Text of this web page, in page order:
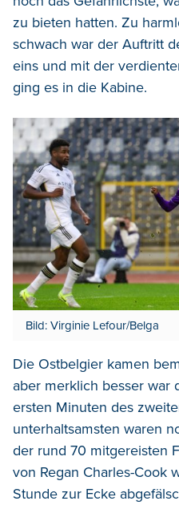
zu bieten hatten. Zu
schwach war der Auftritt
eins und mit der
ging es in die Kabine.
Bild: Virginie Lefour/Belga
Die Ostbelgier kamen
aber merklich besser war
ersten Minuten des
unterhaltsamsten waren
der rund 70 mitgereisten
von Regan Charles-Cook
Stunde zur Ecke